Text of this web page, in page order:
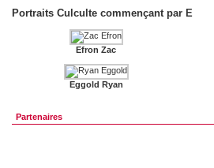
Portraits Culculte commençant par E
Efron Zac
Eggold Ryan
Partenaires